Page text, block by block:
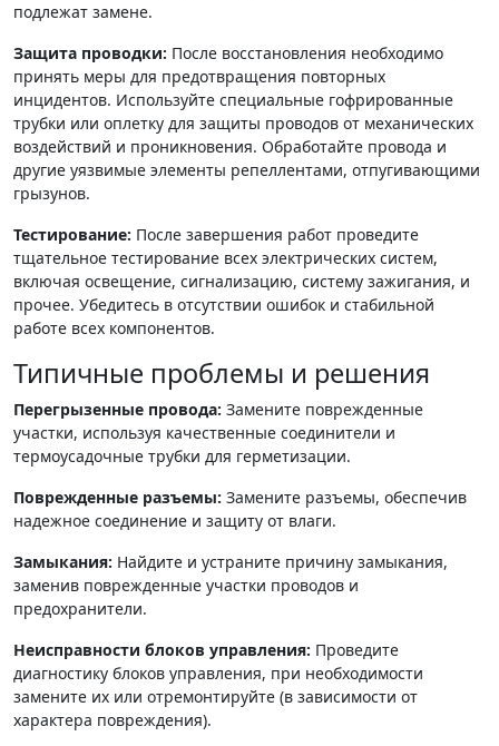
подлежат замене.
Защита проводки: После восстановления необходимо
принять меры для предотвращения повторных
инцидентов. Используйте специальные гофрированные
трубки или оплетку для защиты проводов от механических
воздействий и проникновения. Обработайте провода и
другие уязвимые элементы репеллентами, отпугивающими
грызунов.
Тестирование: После завершения работ проведите
тщательное тестирование всех электрических систем,
включая освещение, сигнализацию, систему зажигания, и
прочее. Убедитесь в отсутствии ошибок и стабильной
работе всех компонентов.
Типичные проблемы и решения
Перегрызенные провода: Замените поврежденные
участки, используя качественные соединители и
термоусадочные трубки для герметизации.
Поврежденные разъемы: Замените разъемы, обеспечив
надежное соединение и защиту от влаги.
Замыкания: Найдите и устраните причину замыкания,
заменив поврежденные участки проводов и
предохранители.
Неисправности блоков управления: Проведите
диагностику блоков управления, при необходимости
замените их или отремонтируйте (в зависимости от
характера повреждения).